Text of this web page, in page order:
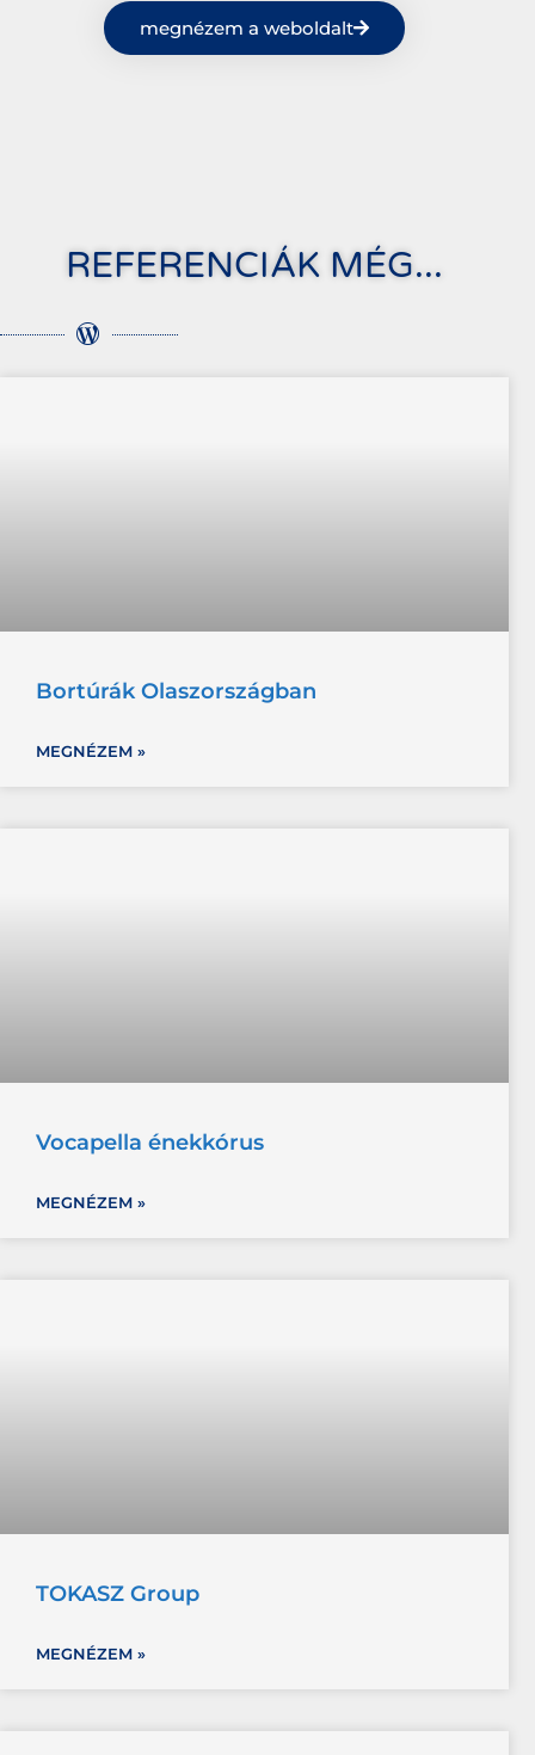
megnézem a weboldalt
REFERENCIÁK MÉG...
Bortúrák Olaszországban
MEGNÉZEM »
Vocapella énekkórus
MEGNÉZEM »
TOKASZ Group
MEGNÉZEM »